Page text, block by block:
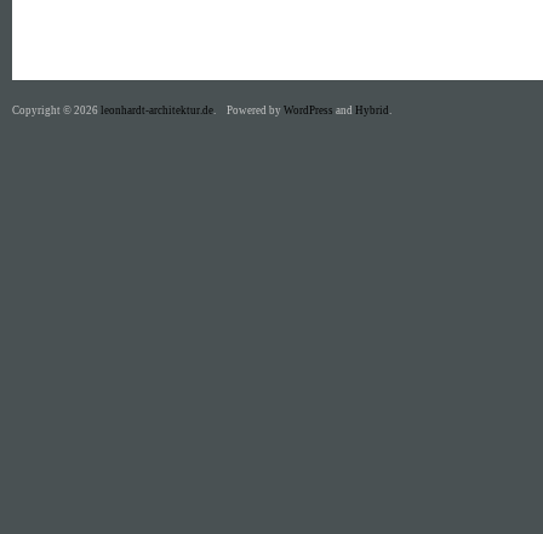
Copyright © 2026 leonhardt-architektur.de. Powered by WordPress and Hybrid .